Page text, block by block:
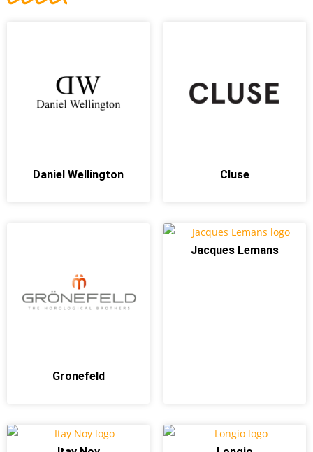
Daniel Wellington Cluse
Gronefeld
Jacques Lemans